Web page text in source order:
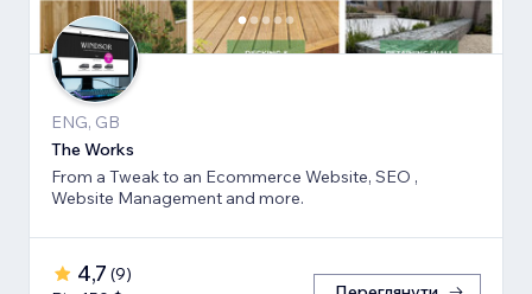
ENG, GB
The Works
From a Tweak to an Ecommerce Website, SEO ,
Website Management and more.
4,7 (9)